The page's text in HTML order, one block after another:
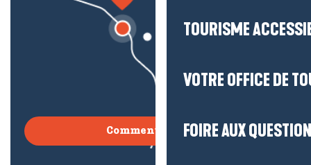
TOURISME
VOTRE OFFICE DE
FOIRE AUX
Comment venir ?